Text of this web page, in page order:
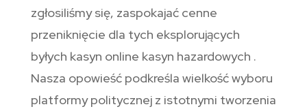
zgłosiliśmy się, zaspokajać cenne
przeniknięcie dla tych eksplorujących
byłych kasyn online kasyn hazardowych .
Nasza opowieść podkreśla wielkość wyboru
platformy politycznej z istotnymi tworzenia